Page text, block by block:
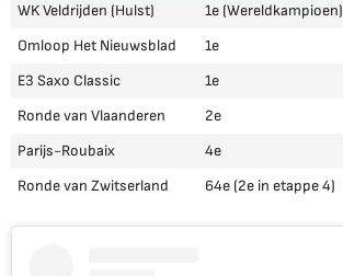
WK Veldrijden (Hulst) 1e (Wereldkampioen)
Omloop Het Nieuwsblad
1e
E3 Saxo Classic
1e
Ronde van Vlaanderen
2e
Parijs-Roubaix
4e
Ronde van Zwitserland
64e (2e in etappe 4)